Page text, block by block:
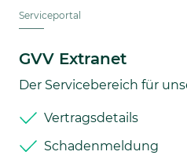
Serviceportal
GVV Extranet
Der Servicebereich für
Vertragsdetails
Schadenmeldung